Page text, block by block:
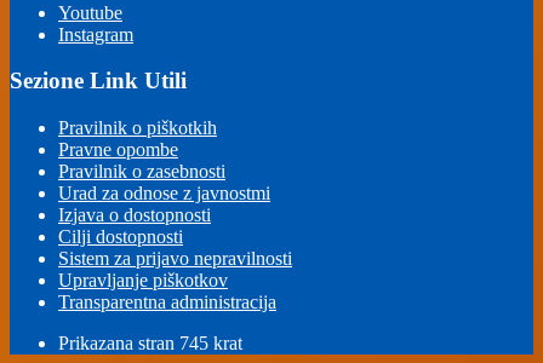
Youtube
Instagram
Sezione Link Utili
Pravilnik o piškotkih
Pravne opombe
Pravilnik o zasebnosti
Urad za odnose z javnostmi
Izjava o dostopnosti
Cilji dostopnosti
Sistem za prijavo nepravilnosti
Upravljanje piškotkov
Transparentna administracija
Prikazana stran 745 krat